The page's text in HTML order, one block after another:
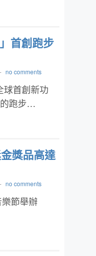
首創跑步
- no comments
球首創新功
跑步…
獎品高達
- no comments
節舉辦